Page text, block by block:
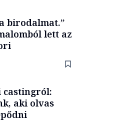
birodalmat.”
lett az
castingról:
aki olvas